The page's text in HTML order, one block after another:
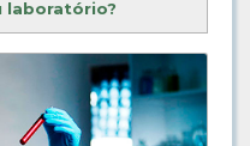
laboratório?